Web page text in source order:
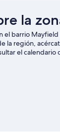
la
el barrio
la región,
el
Te